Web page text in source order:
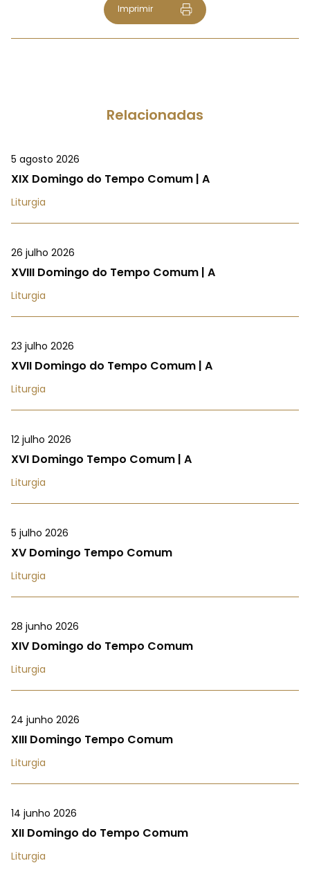
Imprimir
Relacionadas
5 agosto 2026
XIX Domingo do Tempo Comum | A
Liturgia
26 julho 2026
XVIII Domingo do Tempo Comum | A
Liturgia
23 julho 2026
XVII Domingo do Tempo Comum | A
Liturgia
12 julho 2026
XVI Domingo Tempo Comum | A
Liturgia
5 julho 2026
XV Domingo Tempo Comum
Liturgia
28 junho 2026
XIV Domingo do Tempo Comum
Liturgia
24 junho 2026
XIII Domingo Tempo Comum
Liturgia
14 junho 2026
XII Domingo do Tempo Comum
Liturgia